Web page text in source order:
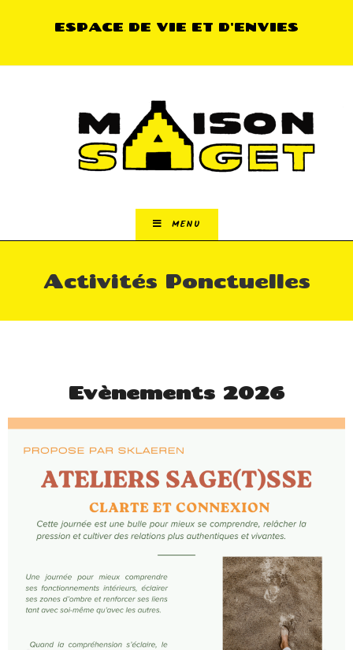
ESPACE DE VIE ET D'ENVIES
MENU
Activités Ponctuelles
Evènements 2026